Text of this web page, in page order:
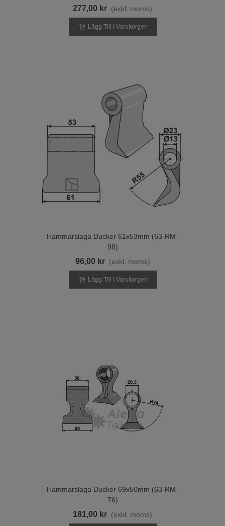
277,00 kr (exkl. moms)
Lägg Till I Varukorgen
Hammarslaga Ducker 61x53mm (63-RM-
98)
96,00 kr (exkl. moms)
Lägg Till I Varukorgen
Hammarslaga Ducker 69x50mm (63-RM-
76)
181,00 kr (exkl. moms)